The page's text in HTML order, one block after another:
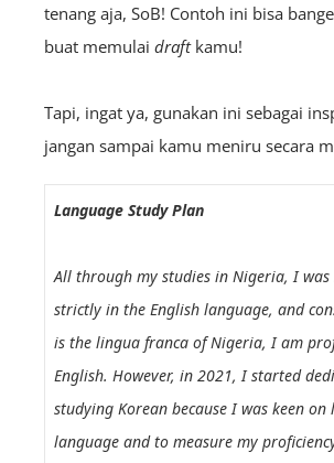
tenang aja, SoB! Contoh ini bisa
buat memulai draftkamu!
Tapi, ingat ya, gunakan ini sebagai
jangan sampai kamu meniru secara
Language Study Plan
All through my studies in Nigeria, I was
strictly in the English language, and
is the lingua franca of Nigeria, I am
English. However, in 2021, I started
studying Korean because I was keen
language and to measure my